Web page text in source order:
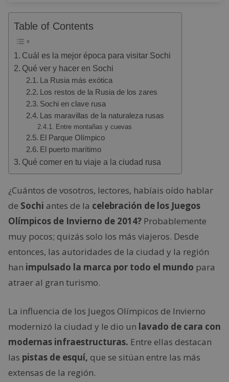
Table of Contents
Cuál es la mejor época para visitar Sochi
Qué ver y hacer en Sochi
La Rusia más exótica
Los restos de la Rusia de los zares
Sochi en clave rusa
Las maravillas de la naturaleza rusas
Entre montañas y cuevas
El Parque Olímpico
El puerto marítimo
Qué comer en tu viaje a la ciudad rusa
¿Cuántos de vosotros, lectores, habíais oído hablar
de Sochi antes de la celebración de los Juegos
Olímpicos de Invierno de 2014? Probablemente
muy pocos; quizás solo los más viajeros. Desde
entonces, las autoridades de la ciudad y la región
han impulsado la marca por todo el mundo para
atraer al gran turismo.
La influencia de los Juegos Olímpicos de Invierno
modernizó la ciudad y le dio un lavado de cara con
modernas infraestructuras. Entre ellas destacan
las pistas de esquí, que se sitúan entre las más
extensas de la región.